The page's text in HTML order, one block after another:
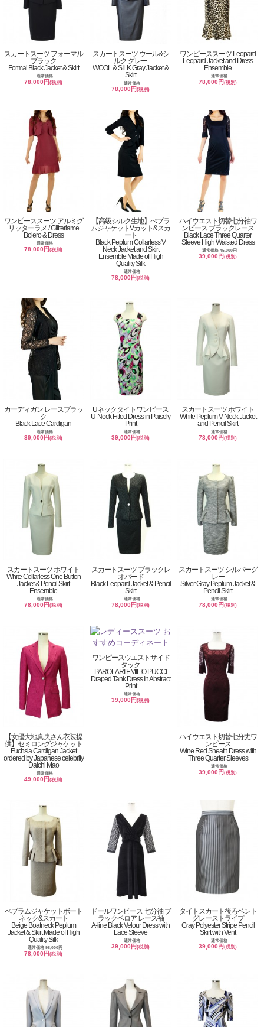
スカートスーツ フォーマル
ブラック
Formal Black Jacket & Skirt
通常価格
78,000円(税別)
スカートスーツ ウール&シ
ルク グレー
WOOL & SILK Gray Jacket &
Skirt
通常価格
78,000円(税別)
ワンピーススーツ Leopard
Leopard Jacket and Dress
Ensemble
通常価格
78,000円(税別)
ワンピーススーツ アルミグ
リッターラメ / Glitterlame
Bolero & Dress
通常価格
78,000円(税別)
【高級シルク生地】ぺプラ
ムジャケットVカット&スカ
ート
Black Peplum Collarless V
Neck Jacket and Skirt
Ensemble Made of High
Quality Silk
通常価格
78,000円(税別)
ハイウエスト切替七分袖ワ
ンピース ブラックレース
Black Lace Three Quarter
Sleeve High Waisted Dress
通常価格 45,000円
39,000円(税別)
カーディガン レースブラッ
ク
Black Lace Cardigan
通常価格
39,000円(税別)
Uネックタイトワンピース
U-Neck Fitted Dress in Paisely
Print
通常価格
39,000円(税別)
スカートスーツ ホワイト
White Peplum V-Neck Jacket
and Pencil Skirt
通常価格
78,000円(税別)
スカートスーツ ホワイト
White Collarless One Button
Jacket & Pencil Skirt
Ensemble
通常価格
78,000円(税別)
スカートスーツ ブラックレ
オパード
Black Leopard Jacket & Pencil
Skirt
通常価格
78,000円(税別)
スカートスーツ シルバーグ
レー
Silver Gray Peplum Jacket &
Pencil Skirt
通常価格
78,000円(税別)
【女優大地真央さん衣装提
供】セミロングジャケット
Fuchsia Cardigan Jacket
ordered by Japanese celebrity
Daichi Mao
通常価格
49,000円(税別)
ワンピースウエストサイド
タック
PAROLARI EMILIO PUCCI
Draped Tank Dress In Abstract
Print
通常価格
39,000円(税別)
ハイウエスト切替七分丈ワ
ンピース
Wine Red Sheath Dress with
Three Quarter Sleeves
通常価格
39,000円(税別)
ぺプラムジャケットボート
ネック&スカート
Beige Boatneck Peplum
Jacket & Skirt Made of High
Quality Silk
通常価格 98,000円
78,000円(税別)
ドールワンピース 七分袖 ブ
ラックベロア レース袖
A-line Black Velour Dress with
Lace Sleeve
通常価格
39,000円(税別)
タイトスカート後ろベント
グレーストライプ
Gray Polyester Stripe Pencil
Skirt with Vent
通常価格
39,000円(税別)